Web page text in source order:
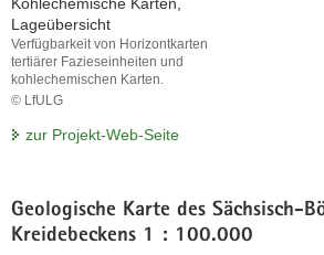
Verfügbarkeit von Horizontkarten
tertiärer Fazieseinheiten und
kohlechemischen Karten.
© LfULG
von
Fazieseinheiten
und
kohlechemischen
zur Projekt-Web-Seite
Geologische Karte des Sächsisch-
Kreidebeckens 1 : 100.000